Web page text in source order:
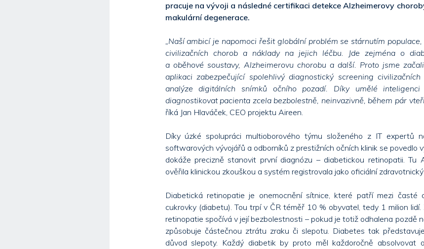
pracuje na vývoji a následné certifikaci detekce Alzheimerovy
makulární degenerace.
„Naší ambicí je napomoci řešit globální problém se stárnutím
civilizačních chorob a náklady na jejich léčbu. Jde zejména o
a oběhové soustavy, Alzheimerovu chorobu a další. Proto jsme
aplikaci zabezpečující spolehlivý diagnostický screening
analýze digitálních snímků očního pozadí. Díky umělé
diagnostikovat pacienta zcela bezbolestně, neinvazivně, během pár
říká Jan Hlaváček, CEO projektu Aireen.
Díky úzké spolupráci multioborového týmu složeného z IT expertů
softwarových vývojářů a odborníků z prestižních očních klinik se povedlo
dokáže precizně stanovit první diagnózu – diabetickou retinopatii. Tu
ověřila klinickou zkouškou a systém registrovala jako oficiální
Diabetická retinopatie je onemocnění sítnice, které patří mezi časté
cukrovky (diabetu). Tou trpí v ČR téměř 10 % obyvatel, tedy 1 milion
retinopatie spočívá v její bezbolestnosti – pokud je totiž odhalena pozdě
způsobuje částečnou ztrátu zraku či slepotu. Diabetes tak
důvod slepoty. Každý diabetik by proto měl každoročně absolvovat